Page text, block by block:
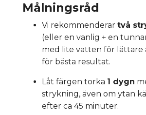
Målningsråd
Vi rekommenderar två
(eller en vanlig + en
med lite vatten för lättare
för bästa resultat.
Låt färgen torka 1 dygn
strykning, även om ytan
efter ca 45 minuter.